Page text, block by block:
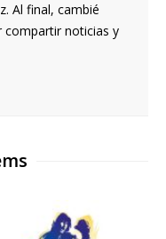
Al final, cambié
compartir noticias y